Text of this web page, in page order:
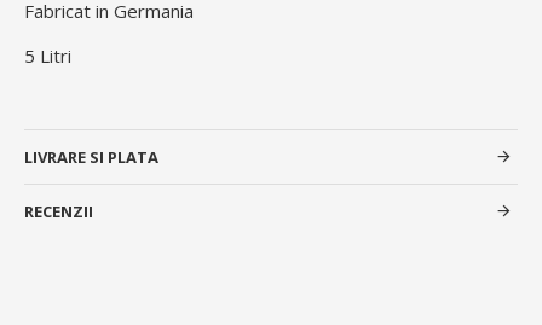
Fabricat in Germania
5 Litri
LIVRARE SI PLATA
RECENZII